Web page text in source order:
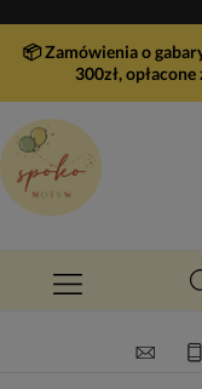
📦 Zamówienia o
300zł,